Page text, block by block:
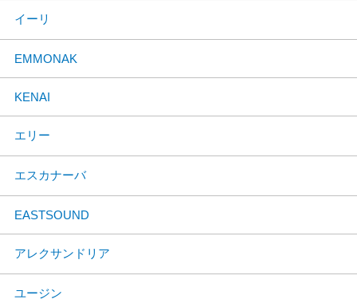
イーリ
EMMONAK
KENAI
エリー
エスカナーバ
EASTSOUND
アレクサンドリア
ユージン